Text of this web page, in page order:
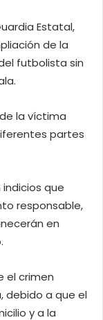
Estatal,
de la
futbolista sin
la víctima
partes
que
responsable,
en
el crimen
debido a que el
y a la